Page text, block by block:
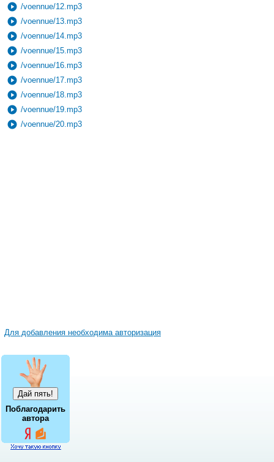
play_circle /voennue/12.mp3
play_circle /voennue/13.mp3
play_circle /voennue/14.mp3
play_circle /voennue/15.mp3
play_circle /voennue/16.mp3
play_circle /voennue/17.mp3
play_circle /voennue/18.mp3
play_circle /voennue/19.mp3
play_circle /voennue/20.mp3
Для добавления необходима авторизация
Поблагодарить
автора